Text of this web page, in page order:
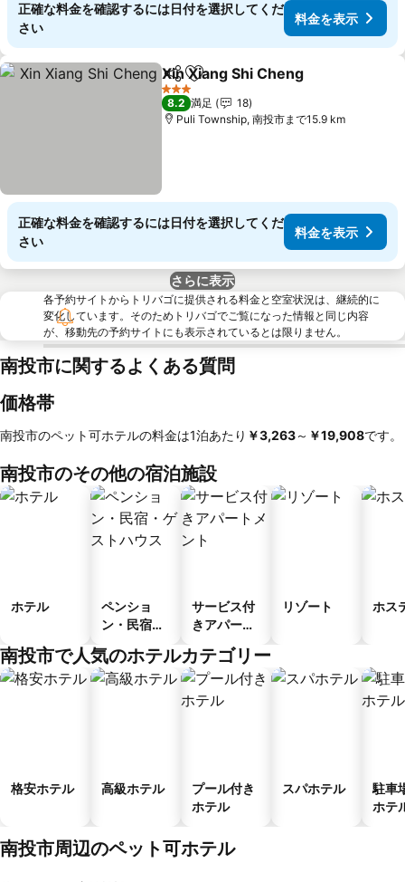
正確な料金を確認するには日付を選択してくだ
さい
料金を表示
シェアお気に入りに追加
Xin Xiang Shi Cheng
3 ホテルのランク
8.2 満足
18
Puli Township, 南投市まで15.9 km
正確な料金を確認するには日付を選択してくだ
さい
料金を表示
さらに表示
各予約サイトからトリバゴに提供される料金と空室状況は、継続的に
変化しています。そのためトリバゴでご覧になった情報と同じ内容
が、移動先の予約サイトにも表示されているとは限りません。
南投市に関するよくある質問
価格帯
南投市のペット可ホテルの料金は1泊あたり ‎￥3,263～ ‎￥19,908です。
南投市のその他の宿泊施設
ホテル
ペンショ
ン・民宿・
ス
サービス付
きアパート
リゾート ホス
南投市で人気のホテルカテゴリー
格安ホテル 高級ホテル
プール付き
ホテル
スパホテル
駐車
ホテ
南投市周辺のペット可ホテル